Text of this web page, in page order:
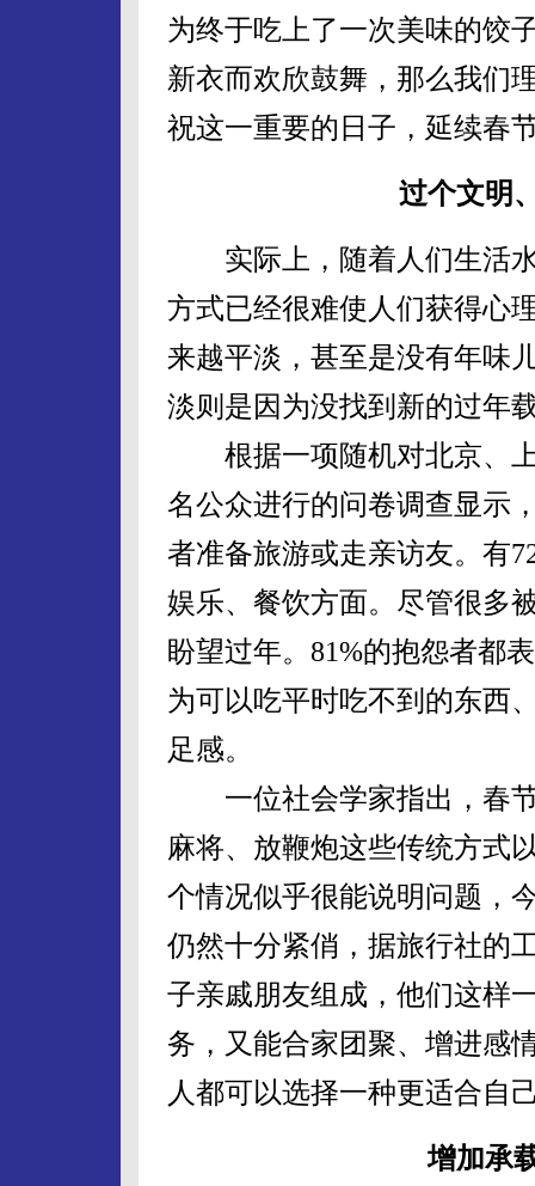
为终于吃上了一次美味的饺
新衣而欢欣鼓舞，那么我们
祝这一重要的日子，延续春
过个文明
实际上，随着人们生活水
方式已经很难使人们获得心
来越平淡，甚至是没有年味
淡则是因为没找到新的过年
根据一项随机对北京、上
名公众进行的问卷调查显示
者准备旅游或走亲访友。有
娱乐、餐饮方面。尽管很多
盼望过年。81%的抱怨者都
为可以吃平时吃不到的东西
足感。
一位社会学家指出，春节
麻将、放鞭炮这些传统方式
个情况似乎很能说明问题，
仍然十分紧俏，据旅行社的
子亲戚朋友组成，他们这样
务，又能合家团聚、增进感
人都可以选择一种更适合自
增加承